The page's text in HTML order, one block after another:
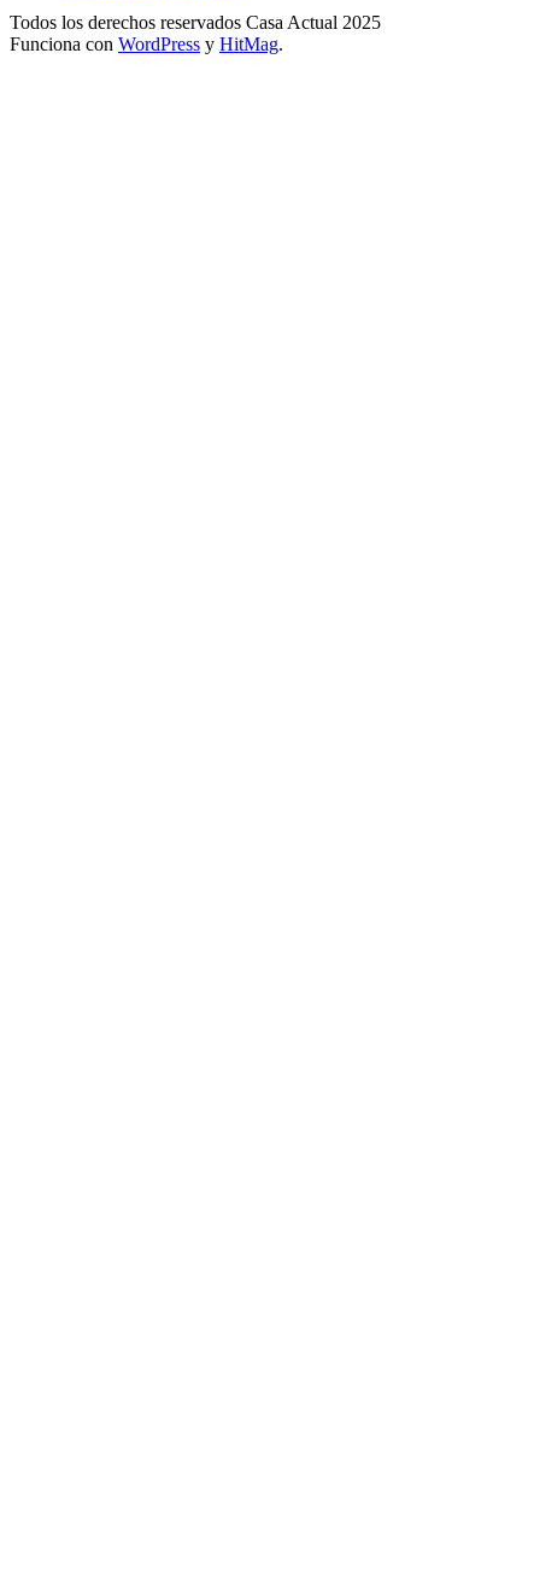
Todos los derechos reservados Casa Actual 2025
Funciona con WordPress y HitMag.